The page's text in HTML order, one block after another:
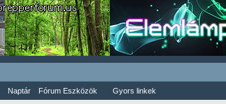
Naptár Fórum Eszközök Gyors linkek